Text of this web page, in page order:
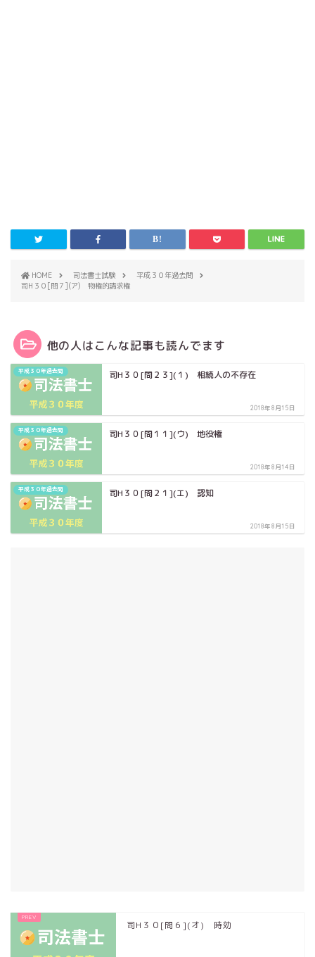
HOME 司法書士試験
平成３０年過去問
司H３０[問７](ア) 物権的請求権
他の人はこんな記事も読んでます
平成３０年過去問 司H３０[問２３](１) 相続人の不存在
2018年8月15日
平成３０年過去問 司H３０[問１１](ウ) 地役権
2018年8月14日
平成３０年過去問 司H３０[問２１](エ) 認知
2018年8月15日
司H３０[問６](オ) 時効